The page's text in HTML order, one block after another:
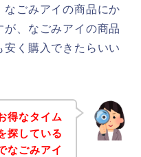
なごみアイの商品にか
、なごみアイの商品
く購入できたらいい
得なタイム
探している
なごみアイ